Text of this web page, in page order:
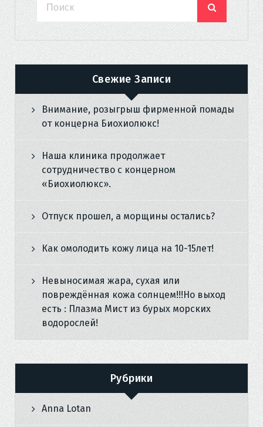
Свежие Записи
Внимание, розыгрыш фирменной помады
от концерна Биохиолюкс!
Наша клиника продолжает
сотрудничество с концерном
«Биохиолюкс».
Отпуск прошел, а морщины остались?
Как омолодить кожу лица на 10-15лет!
Невыносимая жара, сухая или
повреждённая кожа солнцем!!!Но выход
есть : Плазма Мист из бурых морских
водорослей!
Рубрики
Anna Lotan